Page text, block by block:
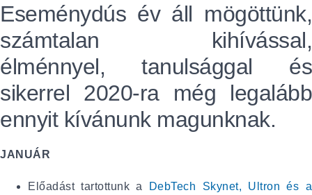
Eseménydús év áll mögöttünk,
számtalan kihívással,
élménnyel, tanulsággal és
sikerrel 2020-ra még legalább
ennyit kívánunk magunknak.
JANUÁR
Előadást tartottunk a DebTech Skynet, Ultron és a